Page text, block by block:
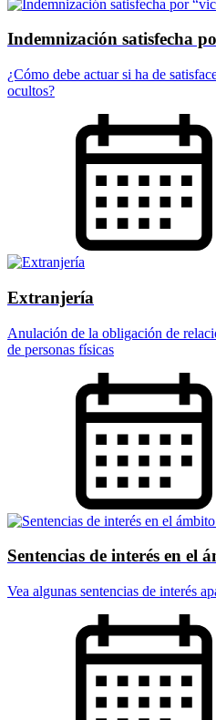
Indemnización satisfecha
¿Cómo debe actuar si ha de
ocultos?
Extranjería
Anulación de la obligación de
de personas físicas
Sentencias de interés en el
Vea algunas sentencias de interés